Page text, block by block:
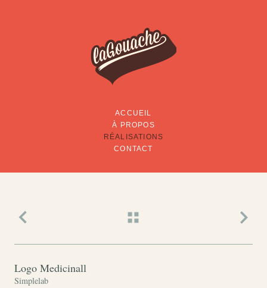
ACCUEIL
À PROPOS
RÉALISATIONS
CONTACT
Logo Medicinall
Simplelab